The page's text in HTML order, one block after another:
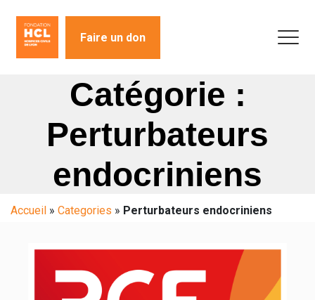
Faire un don
Catégorie :
Perturbateurs
endocriniens
Accueil » Categories » Perturbateurs endocriniens